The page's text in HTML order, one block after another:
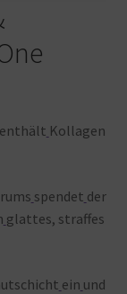
enthält Kollagen
spendet der
glattes, straffes
ein und